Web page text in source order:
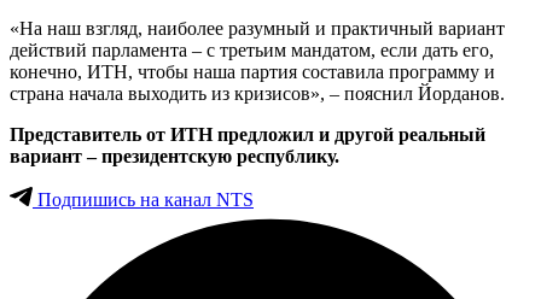
«На наш взгляд, наиболее разумный и практичный вариант
действий парламента – с третьим мандатом, если дать его,
конечно, ИТН, чтобы наша партия составила программу и
страна начала выходить из кризисов», – пояснил Йорданов.
Представитель от ИТН предложил и другой реальный
вариант – президентскую республику.
Подпишись на канал NTS